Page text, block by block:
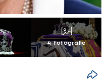
4 fotografie